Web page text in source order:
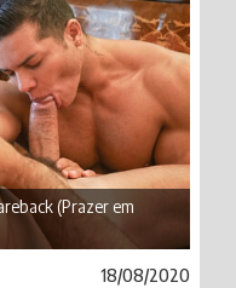
(Prazer em
18/08/2020